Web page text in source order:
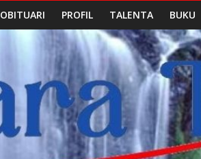
OBITUARI PROFIL TALENTA BUKU